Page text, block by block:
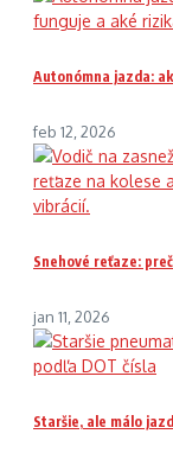
Autonómna jazda:
feb 12, 2026
Snehové reťaze:
jan 11, 2026
Staršie, ale málo